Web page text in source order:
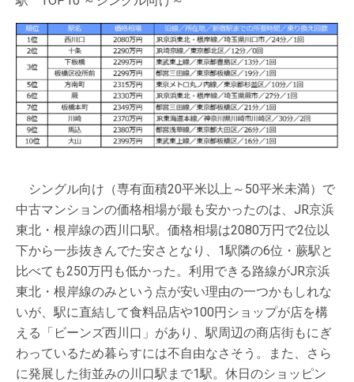
シングル向け（専有面積20平米以上～50平米未満）で
中古マンションの価格相場が最も安かったのは、JR京浜
東北・根岸線の西川口駅。価格相場は2080万円で2位以
下から一歩抜きんでた安さとなり、1駅隣の6位・蕨駅と
比べても250万円も低かった。利用できる路線がJR京浜
東北・根岸線のみという点が安い理由の一つかもしれな
いが、駅に直結して食料品店や100円ショップが店を構
える「ビーンズ西川口」があり、駅周辺の商店街もにぎ
わっているため暮らすには不自由なさそう。また、さら
に発展した街並みの川口駅まで1駅。休日のショッピン